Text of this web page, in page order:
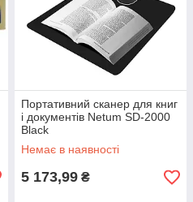
Портативний сканер для книг
і документів Netum SD-2000
Black
Немає в наявності
5 173,99 ₴